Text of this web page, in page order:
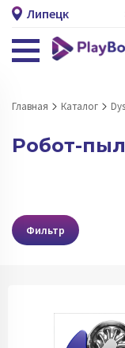
Липецк
Главная Каталог
Робот-
Фильтр